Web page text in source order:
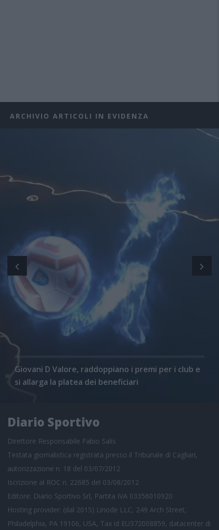
ARCHIVIO ARTICOLI IN EVIDENZA
Giovani D Valore, raddoppiano i premi per i club e
si allarga la platea dei beneficiari
Diario Sportivo
Direttore Responsabile Fabio Salis
Testata giornalistica registrata presso il Tribunale di Cagliari,
autorizzazione n. 18 del 03/07/2012
Iscrizione al ROC n. 22685 del 03/08/2012
Editore: Diario Sportivo Srl, Partita IVA 03356010920
Hosting provider: (dal 2015) Linode LLC, 249 Arch Street,
Philadelphia, PA 19106, USA, Tax id EU372008859, datacenter di